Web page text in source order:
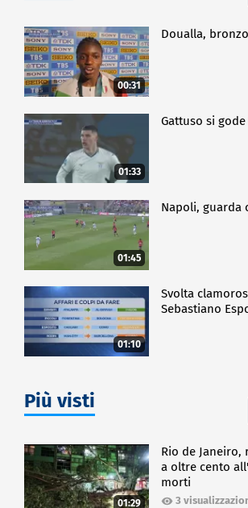
00:31
Doualla,
01:33
Gattuso si
01:45
Napoli, guarda
01:10
Svolta
Sebastiano
Più visti
01:29
Rio de Janeiro,
a oltre cento
morti
3